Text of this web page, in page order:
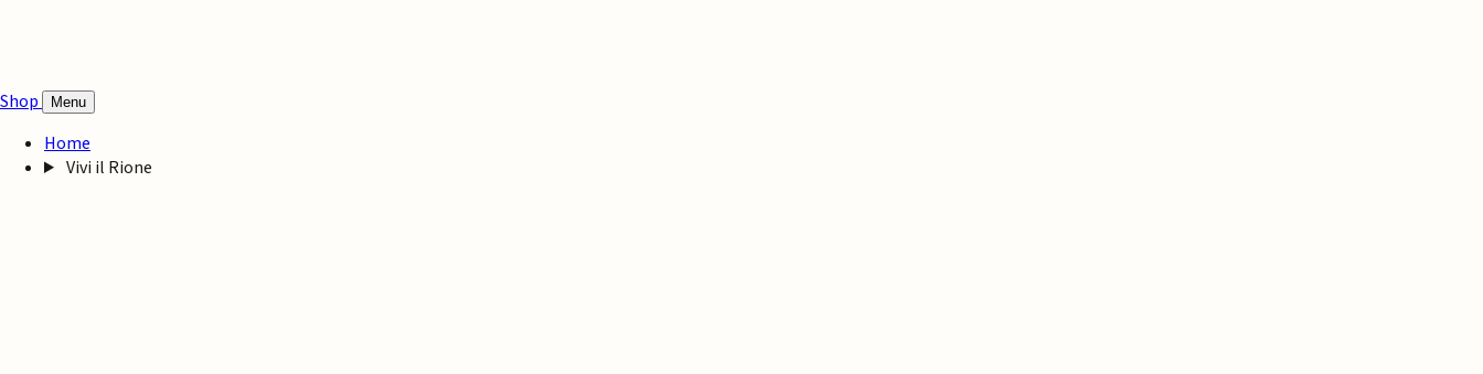
Shop Menu
Home
Vivi il Rione